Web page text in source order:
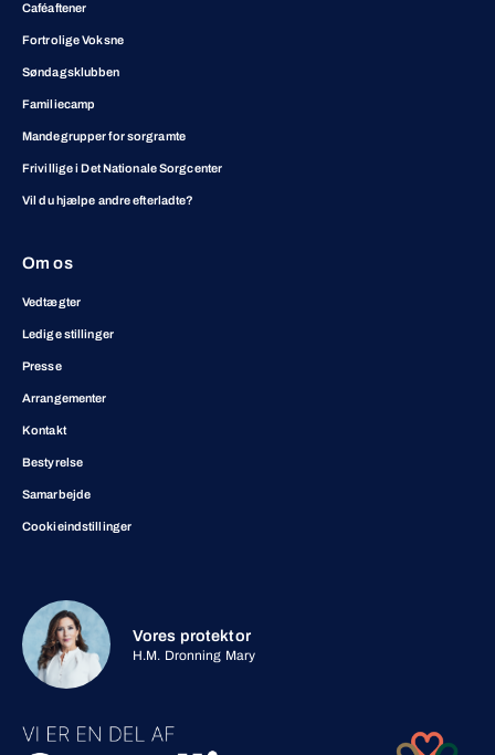
Caféaftener
Fortrolige Voksne
Søndagsklubben
Familiecamp
Mandegrupper for sorgramte
Frivillige i Det Nationale Sorgcenter
Vil du hjælpe andre efterladte?
Om os
Vedtægter
Ledige stillinger
Presse
Arrangementer
Kontakt
Bestyrelse
Samarbejde
Cookieindstillinger
Vores protektor
H.M. Dronning Mary